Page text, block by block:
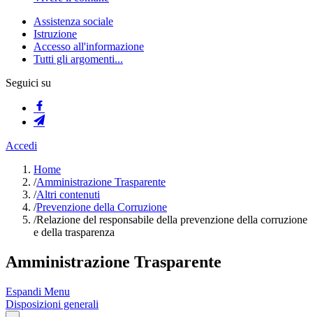
Assistenza sociale
Istruzione
Accesso all'informazione
Tutti gli argomenti...
Seguici su
Accedi
Home
/Amministrazione Trasparente
/Altri contenuti
/Prevenzione della Corruzione
/Relazione del responsabile della prevenzione della corruzione
e della trasparenza
Amministrazione Trasparente
Espandi Menu
Disposizioni generali